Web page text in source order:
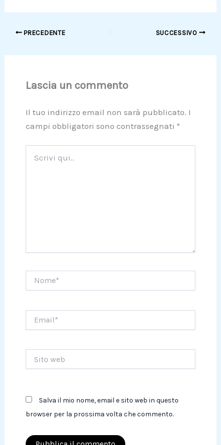
PRECEDENTE SUCCESSIVO
Lascia un commento
Il tuo indirizzo email non sarà pubblicato. I
campi obbligatori sono contrassegnati *
qui..
web
Salva il mio nome, email e sito web in questo
browser per la prossima volta che commento.